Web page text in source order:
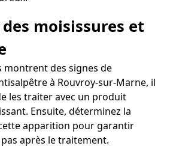
moisissures et
montrent des signes de
à Rouvroy-sur-Marne, il
les traiter avec un produit
Ensuite, déterminez la
apparition pour garantir
après le traitement.